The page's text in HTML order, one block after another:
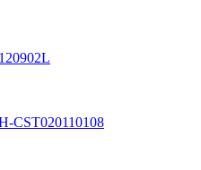
CST020110108